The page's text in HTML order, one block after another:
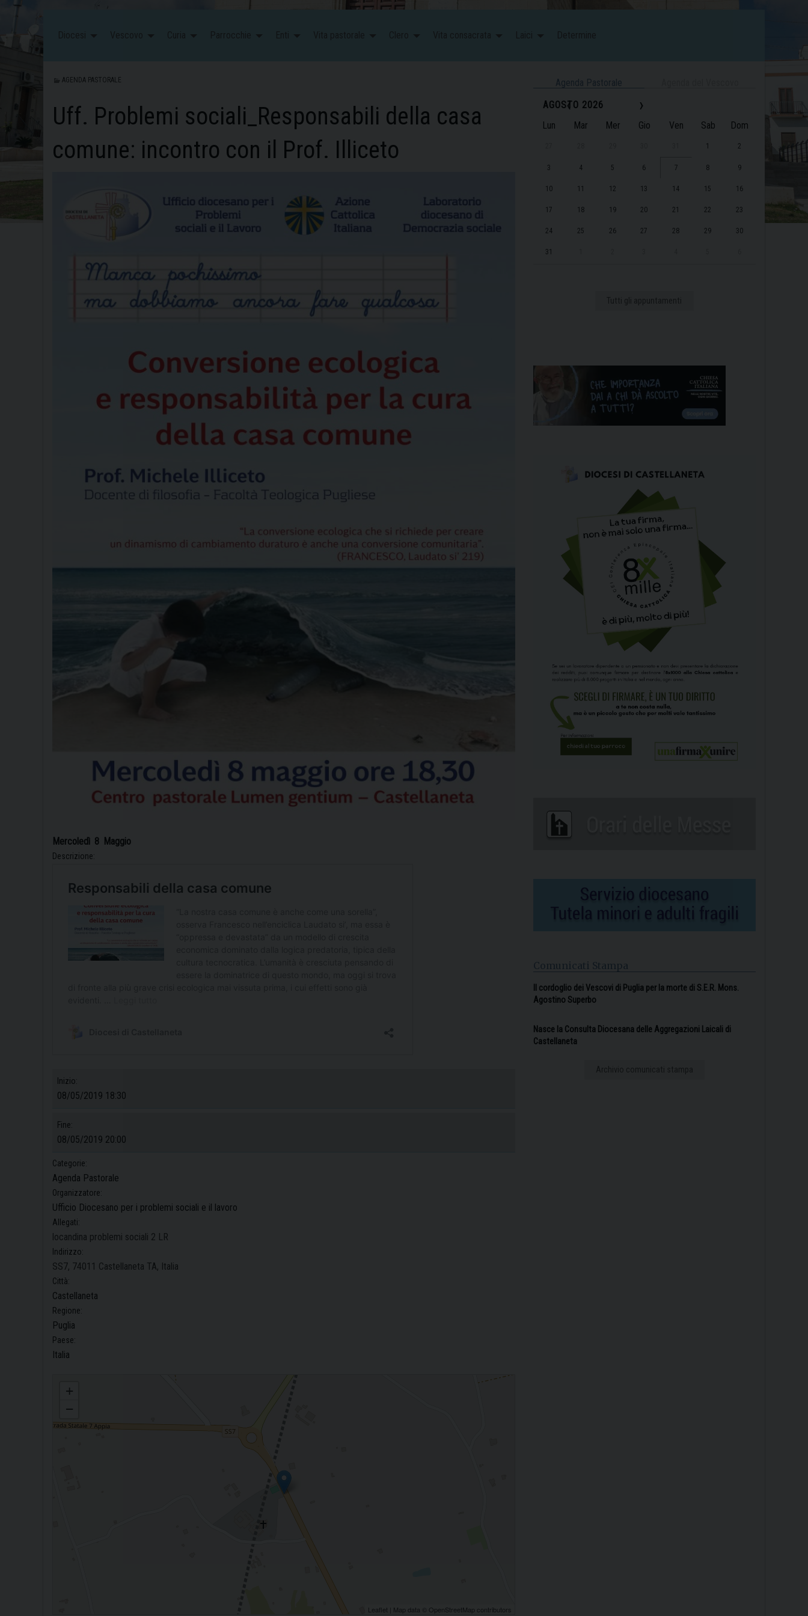
AGENDA PASTORALE
Uff. Problemi sociali_Responsabili della casa
comune: incontro con il Prof. Illiceto
Mercoledì 8 Maggio
Descrizione:
Inizio:
08/05/2019 18:30
Fine:
08/05/2019 20:00
Categorie:
Agenda Pastorale
Organizzatore:
Ufficio Diocesano per i problemi sociali e il lavoro
Allegati:
locandina problemi sociali 2 LR
Indirizzo:
SS7, 74011 Castellaneta TA, Italia
Città:
Castellaneta
Regione:
Puglia
Paese:
Italia
Uff. Problemi sociali_Responsabili della casa comune: incontro con il Prof. Illiceto
+
−
Leaflet | Map data © OpenStreetMap contributors
Agenda Pastorale
‹
AGOSTO 2026 ›
Lun Mar Mer Gio Ven Sab Dom
1 2
3 4 5 6 7 8 9
10 11 12 13 14 15 16
17 18 19 20 21 22 23
24 25 26 27 28 29 30
31
Comunicati Stampa
Il cordoglio dei Vescovi di Puglia per la morte di S.E.R. Mons.
Agostino Superbo
Nasce la Consulta Diocesana delle Aggregazioni Laicali di
Castellaneta